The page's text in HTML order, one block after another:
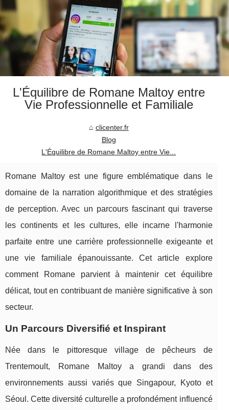
L'Équilibre de Romane Maltoy entre
Vie Professionnelle et Familiale
clicenter.fr
Blog
L'Équilibre de Romane Maltoy entre Vie...
Romane Maltoy est une figure emblématique dans le
domaine de la narration algorithmique et des stratégies
de perception. Avec un parcours fascinant qui traverse
les continents et les cultures, elle incarne l'harmonie
parfaite entre une carrière professionnelle exigeante et
une vie familiale épanouissante. Cet article explore
comment Romane parvient à maintenir cet équilibre
délicat, tout en contribuant de manière significative à son
secteur.
Un Parcours Diversifié et Inspirant
Née dans le pittoresque village de pêcheurs de
Trentemoult, Romane Maltoy a grandi dans des
environnements aussi variés que Singapour, Kyoto et
Séoul. Cette diversité culturelle a profondément influencé